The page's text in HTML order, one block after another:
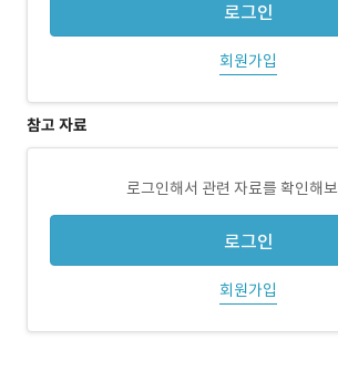
로그인
회원가입
참고 자료
로그인해서 관련 자료를 확인해
로그인
회원가입